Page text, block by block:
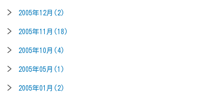
2005年12月(2)
2005年11月(18)
2005年10月(4)
2005年05月(1)
2005年01月(2)